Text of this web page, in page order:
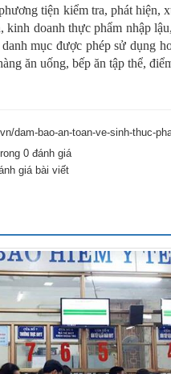
tiện kiểm tra, phát hiện,
doanh thực phẩm nhập
mục được phép sử dụng
ăn uống, bếp ăn tập thể,
dam-bao-an-toan-ve-sinh-thuc-
0 đánh giá
giá bài viết